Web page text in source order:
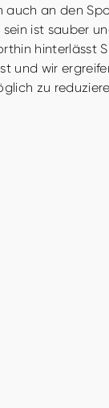
auch an den
sein ist sauber
hinterlässt
und wir
zu